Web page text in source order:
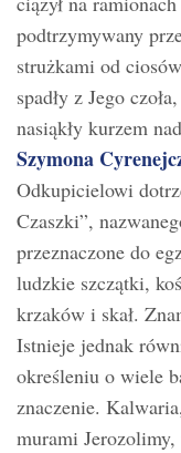
podtrzymywany
strużkami od
spadły z Jego
nasiąkły kurzem
Szymona
Odkupicielowi
Czaszki”,
przeznaczone do
ludzkie szczątki,
krzaków i skał.
Istnieje jednak
określeniu o wiele
znaczenie.
murami